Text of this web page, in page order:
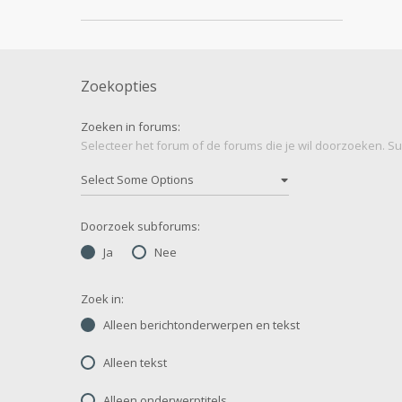
Zoekopties
Zoeken in forums:
Selecteer het forum of de forums die je wil doorzoeken.
Doorzoek subforums:
Ja
Nee
Zoek in:
Alleen berichtonderwerpen en tekst
Alleen tekst